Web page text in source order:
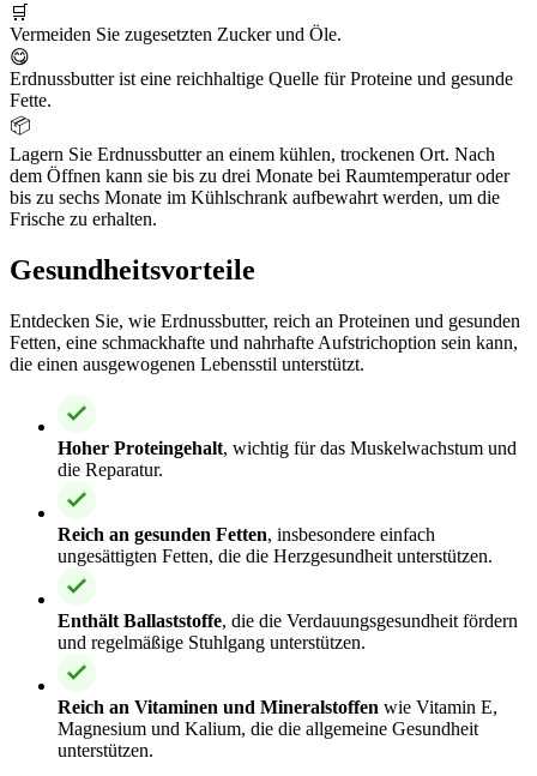
🛒
Vermeiden Sie zugesetzten Zucker und Öle.
😋
Erdnussbutter ist eine reichhaltige Quelle für Proteine und gesunde
Fette.
📦
Lagern Sie Erdnussbutter an einem kühlen, trockenen Ort. Nach
dem Öffnen kann sie bis zu drei Monate bei Raumtemperatur oder
bis zu sechs Monate im Kühlschrank aufbewahrt werden, um die
Frische zu erhalten.
Gesundheitsvorteile
Entdecken Sie, wie Erdnussbutter, reich an Proteinen und gesunden
Fetten, eine schmackhafte und nahrhafte Aufstrichoption sein kann,
die einen ausgewogenen Lebensstil unterstützt.
Hoher Proteingehalt, wichtig für das Muskelwachstum und
die Reparatur.
Reich an gesunden Fetten, insbesondere einfach
ungesättigten Fetten, die die Herzgesundheit unterstützen.
Enthält Ballaststoffe, die die Verdauungsgesundheit fördern
und regelmäßige Stuhlgang unterstützen.
Reich an Vitaminen und Mineralstoffen wie Vitamin E,
Magnesium und Kalium, die die allgemeine Gesundheit
unterstützen.